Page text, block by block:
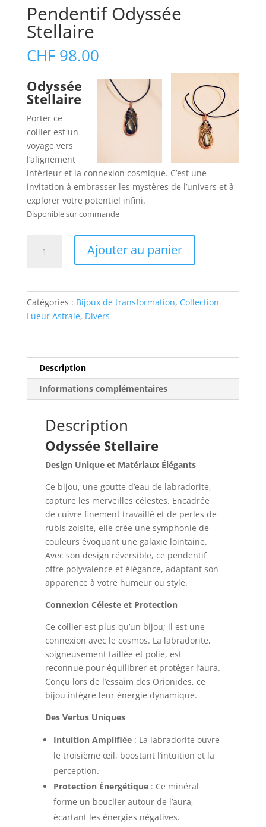
Pendentif Odyssée
Stellaire
CHF98.00
Odyssée
Stellaire
Porter ce
collier est un
voyage vers
l’alignement
intérieur et la connexion cosmique. C’est une
invitation à embrasser les mystères de l’univers et à
explorer votre potentiel infini.
Disponible sur commande
Stellaire
Ajouter au panier
Catégories : Bijoux de transformation, Collection
Lueur Astrale, Divers
Description
Informations complémentaires
Description
Odyssée Stellaire
Design Unique et Matériaux Élégants
Ce bijou, une goutte d’eau de labradorite,
capture les merveilles célestes. Encadrée
de cuivre finement travaillé et de perles de
rubis zoisite, elle crée une symphonie de
couleurs évoquant une galaxie lointaine.
Avec son design réversible, ce pendentif
offre polyvalence et élégance, adaptant son
apparence à votre humeur ou style.
Connexion Céleste et Protection
Ce collier est plus qu’un bijou; il est une
connexion avec le cosmos. La labradorite,
soigneusement taillée et polie, est
reconnue pour équilibrer et protéger l’aura.
Conçu lors de l’essaim des Orionides, ce
bijou intègre leur énergie dynamique.
Des Vertus Uniques
Intuition Amplifiée: La labradorite ouvre
le troisième œil, boostant l’intuition et la
perception.
Protection Énergétique: Ce minéral
forme un bouclier autour de l’aura,
écartant les énergies négatives.